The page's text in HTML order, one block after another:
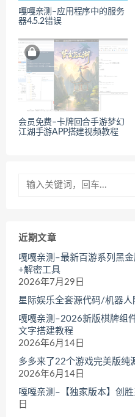
嘎嘎亲测–应用程序中的服务
器4.5.2错误
会员免费–卡牌回合手游梦幻
江湖手游APP搭建视频教程
近期文章
嘎嘎亲测–最新百游系列黑
+解密工具
2026年7月29日
星际娱乐全套源代码/机器人
嘎嘎亲测–2026新版棋牌组
文字搭建教程
2026年6月14日
多多来了22个游戏完美版纯
2026年6月14日
嘎嘎亲测–【独家版本】创
日